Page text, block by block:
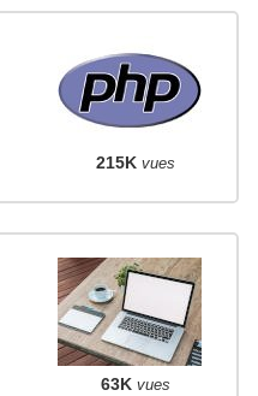
215K vues
63K vues